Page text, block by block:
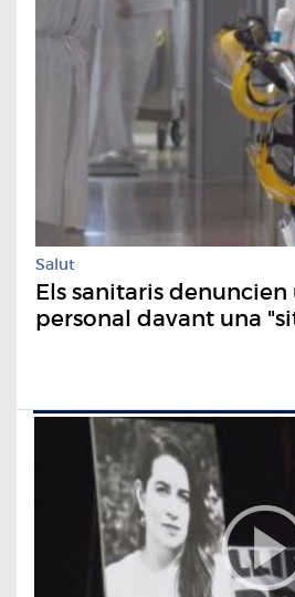
Salut
Els sanitaris
personal davant una